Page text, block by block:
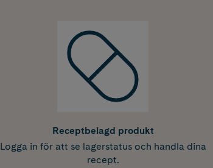
Receptbelagd produkt
Logga in för att se lagerstatus och handla dina
recept.